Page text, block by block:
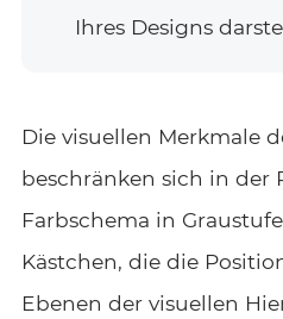
Ihres Designs
Die visuellen Merkmale
beschränken sich in der
Farbschema in
Kästchen, die die
Ebenen der visuellen